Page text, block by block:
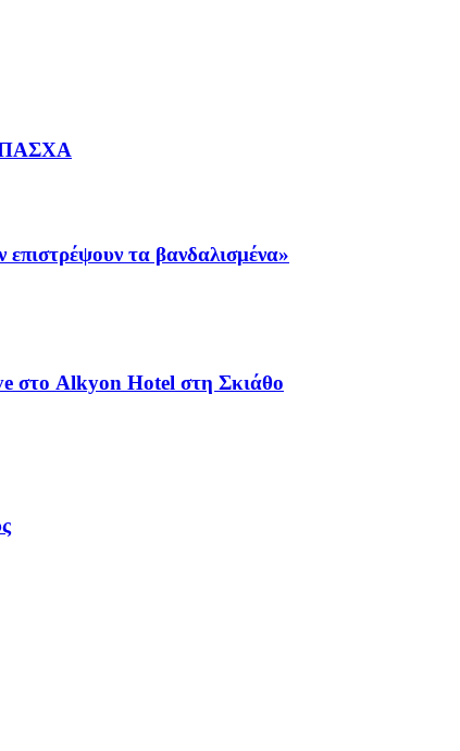
ΠΑΣΧΑ
τα βανδαλισμένα»
στο Alkyon Hotel στη Σκιάθο